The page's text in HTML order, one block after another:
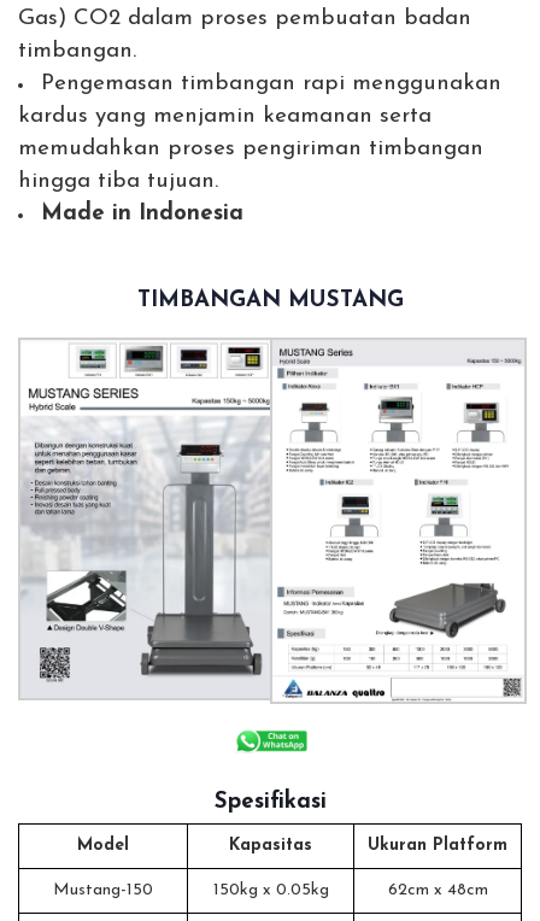
Gas) CO2 dalam proses pembuatan badan
timbangan.
Pengemasan timbangan rapi menggunakan
kardus yang menjamin keamanan serta
memudahkan proses pengiriman timbangan
hingga tiba tujuan.
Made in Indonesia
TIMBANGAN MUSTANG
Spesifikasi
Model Kapasitas Ukuran Platform
Mustang-150 150kg x 0.05kg 62cm x 48cm